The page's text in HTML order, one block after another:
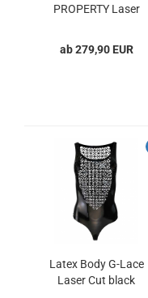
PROPERTY Laser
ab 279,90 EUR
Latex Body G-Lace
Laser Cut black